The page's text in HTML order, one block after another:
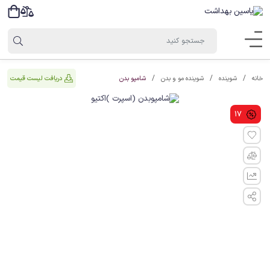
خانه شوینده شوینده مو و بدن شامپو بدن دریافت لیست قیمت
17